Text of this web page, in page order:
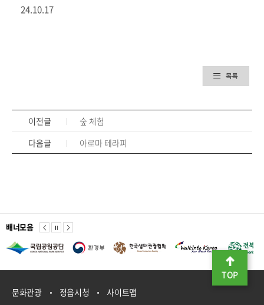
24.10.17
이전글
숲 체험
다음글
아로마 테라피
TOP
배너모음
문화관광 정읍시청 사이트맵